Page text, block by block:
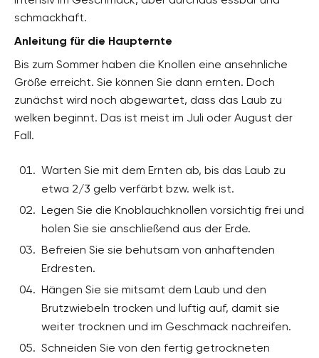
schmackhaft.
Anleitung für die Haupternte
Bis zum Sommer haben die Knollen eine ansehnliche
Größe erreicht. Sie können Sie dann ernten. Doch
zunächst wird noch abgewartet, dass das Laub zu
welken beginnt. Das ist meist im Juli oder August der
Fall.
Warten Sie mit dem Ernten ab, bis das Laub zu
etwa 2/3 gelb verfärbt bzw. welk ist.
Legen Sie die Knoblauchknollen vorsichtig frei und
holen Sie sie anschließend aus der Erde.
Befreien Sie sie behutsam von anhaftenden
Erdresten.
Hängen Sie sie mitsamt dem Laub und den
Brutzwiebeln trocken und luftig auf, damit sie
weiter trocknen und im Geschmack nachreifen.
Schneiden Sie von den fertig getrockneten